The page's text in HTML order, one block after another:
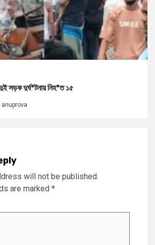
দুই সড়ক দুর্ঘ*টনায় নিহ*ত ১৫
anuprova
will not be published.
are marked *